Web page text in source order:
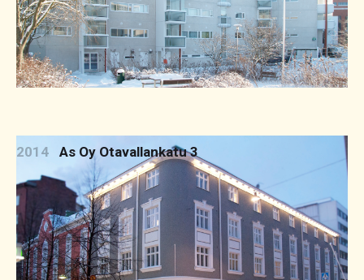
2014 As Oy Otavallankatu 3